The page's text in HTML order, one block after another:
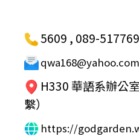
5609 , 089-517769
H330 華語系辦公
繫）
https://